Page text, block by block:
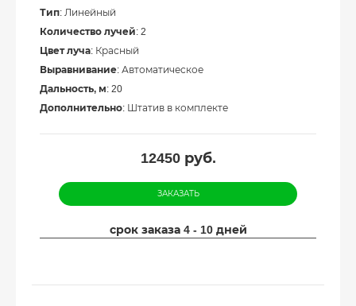
Тип: Линейный
Количество лучей: 2
Цвет луча: Красный
Выравнивание: Автоматическое
Дальность, м: 20
Дополнительно: Штатив в комплекте
12450руб.
ЗАКАЗАТЬ
срок заказа 4 - 10 дней